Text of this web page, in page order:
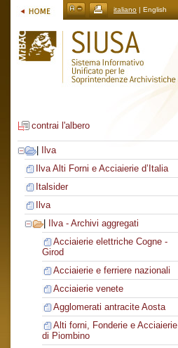
italiano | English
contrai l'albero
Ilva
Ilva Alti Forni e Acciaierie d’Italia
Italsider
Ilva
Ilva - Archivi aggregati
Acciaierie elettriche Cogne -
Girod
Acciaierie e ferriere nazionali
Acciaierie venete
Agglomerati antracite Aosta
Alti forni, Fonderie e Acciaierie
di Piombino